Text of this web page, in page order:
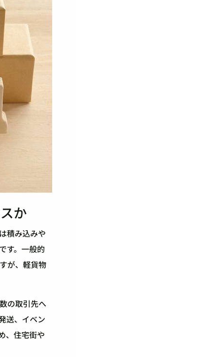
か
積み込みや
す。一般的
が、軽貨物
の取引先へ
送、イベン
、住宅街や